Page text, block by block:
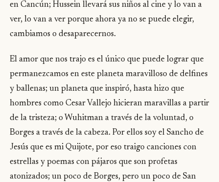
en Cancún; Hussein llevará sus niños al cine y lo van a
ver, lo van a ver porque ahora ya no se puede elegir,
cambiamos o desaparecernos.
El amor que nos trajo es el único que puede lograr que
permanezcamos en este planeta maravilloso de delfines
y ballenas; un planeta que inspiró, hasta hizo que
hombres como Cesar Vallejo hicieran maravillas a partir
de la tristeza; o Wuhitman a través de la voluntad, o
Borges a través de la cabeza. Por ellos soy el Sancho de
Jesús que es mi Quijote, por eso traigo canciones con
estrellas y poemas con pájaros que son profetas
atonizados; un poco de Borges, pero un poco de San